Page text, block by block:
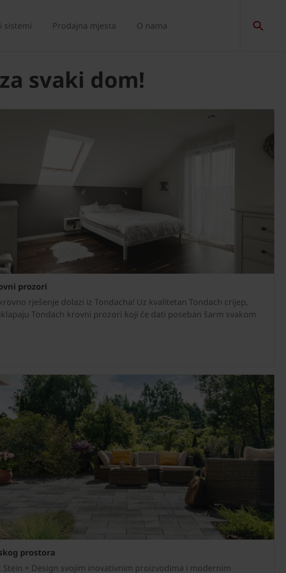
sistemi Prodajna mjesta O nama
svaki dom!
prozori
rješenje dolazi iz Tondacha! Uz kvalitetan Tondach crijep,
Tondach krovni prozori koji će dati poseban šarm svakom
prostora
Stein + Design svojim inovativnim proizvodima i modernim